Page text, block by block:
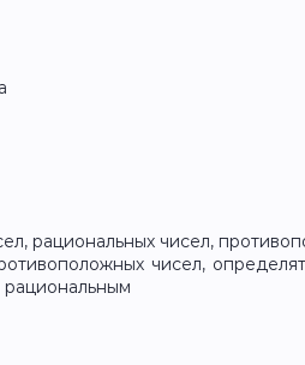
рациональных чисел,
чисел,